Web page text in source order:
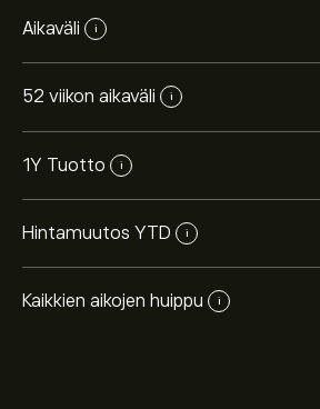
Aikaväli i
52 viikon aikaväli i
1Y Tuotto i
Hintamuutos YTD i
Kaikkien aikojen huippu i